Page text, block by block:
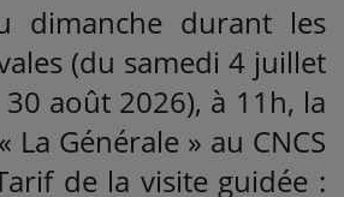
dimanche durant les
(du samedi 4 juillet
août 2026), à 11h, la
La Générale » au CNCS
de la visite guidée :